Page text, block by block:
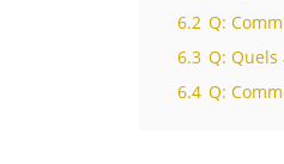
6.2 Q:
6.3 Q:
6.4 Q: